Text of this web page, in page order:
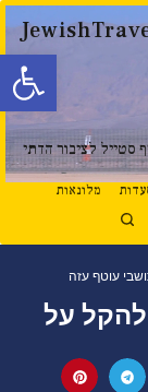
פתח
סטייל לציבור הדתי
מלונאות
עוטף עזה
להקל על